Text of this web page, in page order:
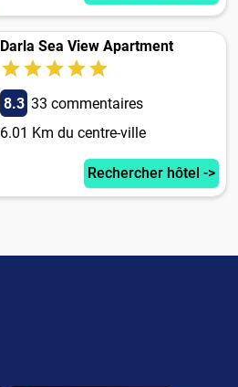
Darla Sea View Apartment
8.3 33 commentaires
6.01 Km du centre-ville
Rechercher hôtel ->